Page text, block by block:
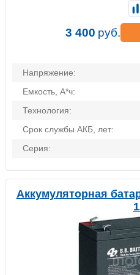
Напряжение:
Емкость, А*ч:
Технология:
Срок службы АКБ, лет:
Серия:
3 400 руб.
Аккумуляторная